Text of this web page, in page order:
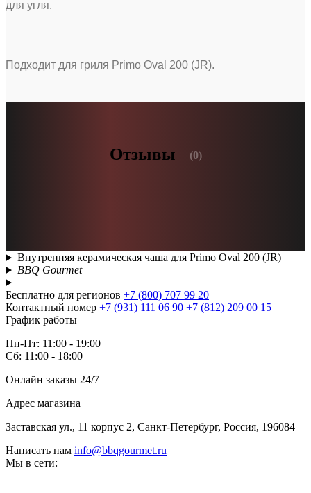
для угля.
Подходит для гриля Primo Oval 200 (JR).
Отзывы (0)
Внутренняя керамическая чаша для Primo Oval 200 (JR)
BBQ Gourmet
Бесплатно для регионов +7 (800) 707 99 20
Контактный номер +7 (931) 111 06 90 +7 (812) 209 00 15
График работы
Пн-Пт: 11:00 - 19:00
Сб: 11:00 - 18:00
Онлайн заказы 24/7
Адрес магазина
Заставская ул., 11 корпус 2, Санкт-Петербург, Россия, 196084
Написать нам info@bbqgourmet.ru
Мы в сети: